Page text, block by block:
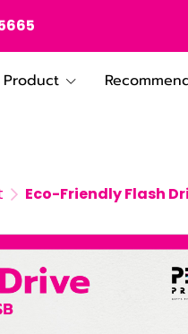
Product
Eco-Friendly Flash